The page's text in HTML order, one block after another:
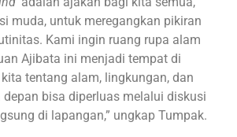
muda, untuk meregangkan pikiran
Kami ingin ruang rupa alam
Ajibata ini menjadi tempat di
tentang alam, lingkungan, dan
bisa diperluas melalui diskusi
di lapangan,” ungkap Tumpak.